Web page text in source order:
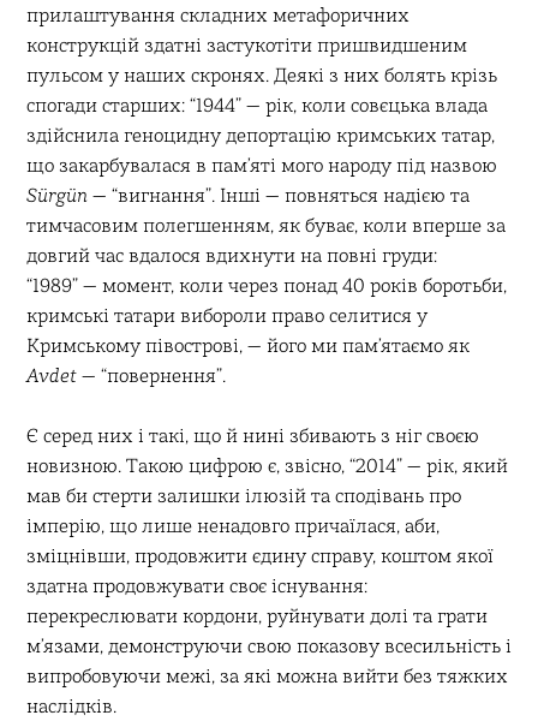
прилаштування складних метафоричних
конструкцій здатні застукотіти пришвидшеним
пульсом у наших скронях. Деякі з них болять крізь
спогади старших: “1944” — рік, коли совєцька влада
здійснила геноцидну депортацію кримських татар,
що закарбувалася в памʼяті мого народу під назвою
Sürgün— “вигнання”. Інші — повняться надією та
тимчасовим полегшенням, як буває, коли вперше за
довгий час вдалося вдихнути на повні груди:
“1989” — момент, коли через понад 40 років боротьби,
кримські татари вибороли право селитися у
Кримському півострові, — його ми памʼятаємо як
Avdet— “повернення”.
Є серед них і такі, що й нині збивають з ніг своєю
новизною. Такою цифрою є, звісно, “2014” — рік, який
мав би стерти залишки ілюзій та сподівань про
імперію, що лише ненадовго причаїлася, аби,
зміцнівши, продовжити єдину справу, коштом якої
здатна продовжувати своє існування:
перекреслювати кордони, руйнувати долі та грати
мʼязами, демонструючи свою показову всесильність і
випробовуючи межі, за які можна вийти без тяжких
наслідків.